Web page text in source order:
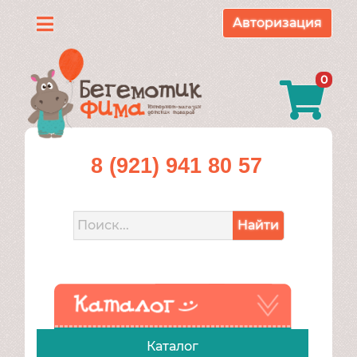
Каталог
О
нас
Доставка
Контакты
Авторизация
0
8 (921) 941 80 57
Найти
Каталог